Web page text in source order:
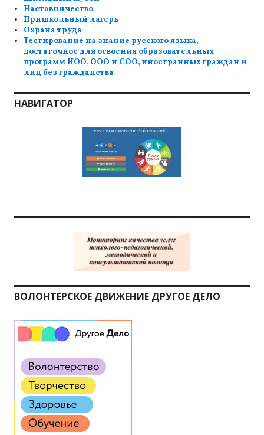
Наставничество
Пришкольный лагерь
Охрана труда
Тестирование на знание русского языка,
достаточное для освоения образовательных
программ НОО, ООО и СОО, иностранных граждан и
лиц без гражданства
НАВИГАТОР
ВОЛОНТЕРСКОЕ ДВИЖЕНИЕ ДРУГОЕ ДЕЛО